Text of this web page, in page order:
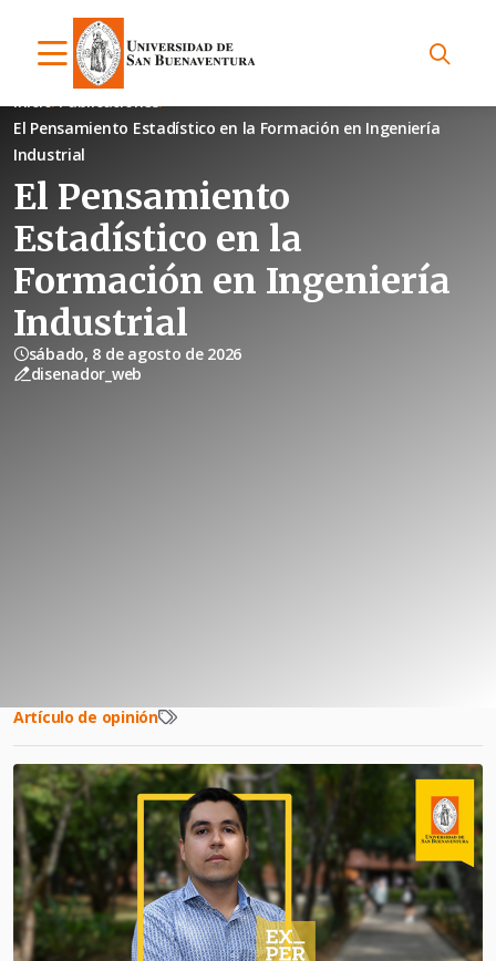
Inicio Publicaciones
El Pensamiento Estadístico en la Formación en Ingeniería
Industrial
El Pensamiento
Estadístico en la
Formación en Ingeniería
Industrial
sábado, 8 de agosto de 2026
disenador_web
Artículo de opinión